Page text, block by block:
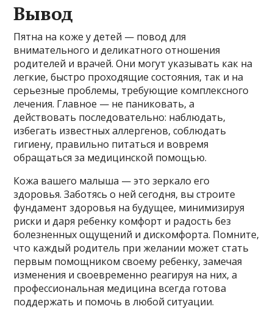
Вывод
Пятна на коже у детей — повод для
внимательного и деликатного отношения
родителей и врачей. Они могут указывать как на
легкие, быстро проходящие состояния, так и на
серьезные проблемы, требующие комплексного
лечения. Главное — не паниковать, а
действовать последовательно: наблюдать,
избегать известных аллергенов, соблюдать
гигиену, правильно питаться и вовремя
обращаться за медицинской помощью.
Кожа вашего малыша — это зеркало его
здоровья. Заботясь о ней сегодня, вы строите
фундамент здоровья на будущее, минимизируя
риски и даря ребенку комфорт и радость без
болезненных ощущений и дискомфорта. Помните,
что каждый родитель при желании может стать
первым помощником своему ребенку, замечая
изменения и своевременно реагируя на них, а
профессиональная медицина всегда готова
поддержать и помочь в любой ситуации.